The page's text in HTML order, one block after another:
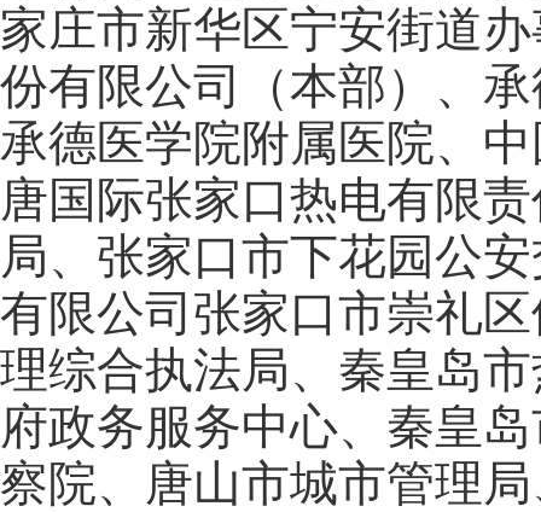
家庄市新华区宁安街道
份有限公司（本部）、
承德医学院附属医院、
唐国际张家口热电有限
局、张家口市下花园公
有限公司张家口市崇礼
理综合执法局、秦皇岛
府政务服务中心、秦皇
察院、唐山市城市管理